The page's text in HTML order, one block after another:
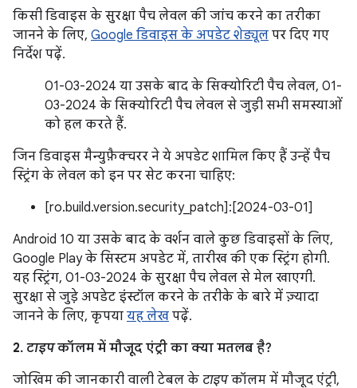
किसी डिवाइस के सुरक्षा पैच लेवल की जांच करने का तरीका
जानने के लिए, Google डिवाइस के अपडेट शेड्यूल पर दिए गए
निर्देश पढ़ें.
01-03-2024 या उसके बाद के सिक्योरिटी पैच लेवल, 01-
03-2024 के सिक्योरिटी पैच लेवल से जुड़ी सभी समस्याओं
को हल करते हैं.
जिन डिवाइस मैन्युफ़ैक्चरर ने ये अपडेट शामिल किए हैं उन्हें पैच
स्ट्रिंग के लेवल को इन पर सेट करना चाहिए:
[ro.build.version.security_patch]:[2024-03-01]
Android 10 या उसके बाद के वर्शन वाले कुछ डिवाइसों के लिए,
Google Play के सिस्टम अपडेट में, तारीख की एक स्ट्रिंग होगी.
यह स्ट्रिंग, 01-03-2024 के सुरक्षा पैच लेवल से मेल खाएगी.
सुरक्षा से जुड़े अपडेट इंस्टॉल करने के तरीके के बारे में ज़्यादा
जानने के लिए, कृपया यह लेख पढ़ें.
2. टाइपकॉलम में मौजूद एंट्री का क्या मतलब है?
जोखिम की जानकारी वाली टेबल के टाइपकॉलम में मौजूद एंट्री,